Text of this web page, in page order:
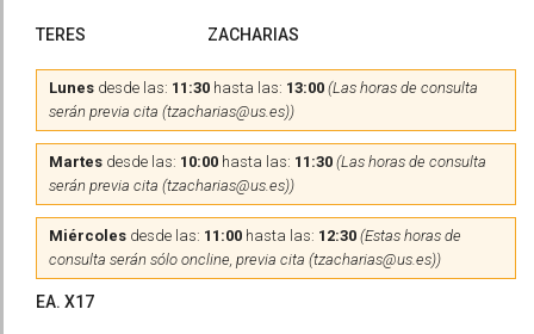
TERES ZACHARIAS
Lunes desde las: 11:30 hasta las: 13:00 (Las horas de consulta
serán previa cita (tzacharias@us.es))
Martes desde las: 10:00 hasta las: 11:30 (Las horas de consulta
serán previa cita (tzacharias@us.es))
Miércoles desde las: 11:00 hasta las: 12:30 (Estas horas de
consulta serán sólo oncline, previa cita (tzacharias@us.es))
EA. X17